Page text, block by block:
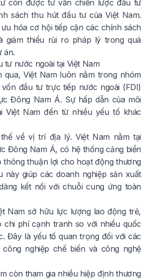
còn được tư vấn chiến lược đầu tư
sách thu hút đầu tư của Việt Nam.
hóa cơ hội tiếp cận các chính sách
giảm thiểu rủi ro pháp lý trong quá
án.
tư nước ngoài tại Việt Nam
qua, Việt Nam luôn nằm trong nhóm
đầu tư trực tiếp nước ngoài (FDI)
Đông Nam Á. Sự hấp dẫn của môi
Việt Nam đến từ nhiều yếu tố khác
về vị trí địa lý. Việt Nam nằm tại
Đông Nam Á, có hệ thống cảng biển
thông thuận lợi cho hoạt động thương
này giúp các doanh nghiệp sản xuất
kết nối với chuỗi cung ứng toàn
Nam sở hữu lực lượng lao động trẻ,
chi phí cạnh tranh so với nhiều quốc
Đây là yếu tố quan trọng đối với các
công nghiệp chế biến và công nghệ
còn tham gia nhiều hiệp định thương